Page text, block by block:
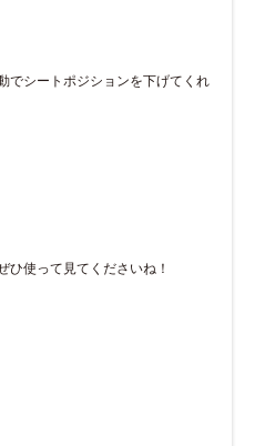
でシートポジションを下げてくれ
ひ使って見てくださいね！